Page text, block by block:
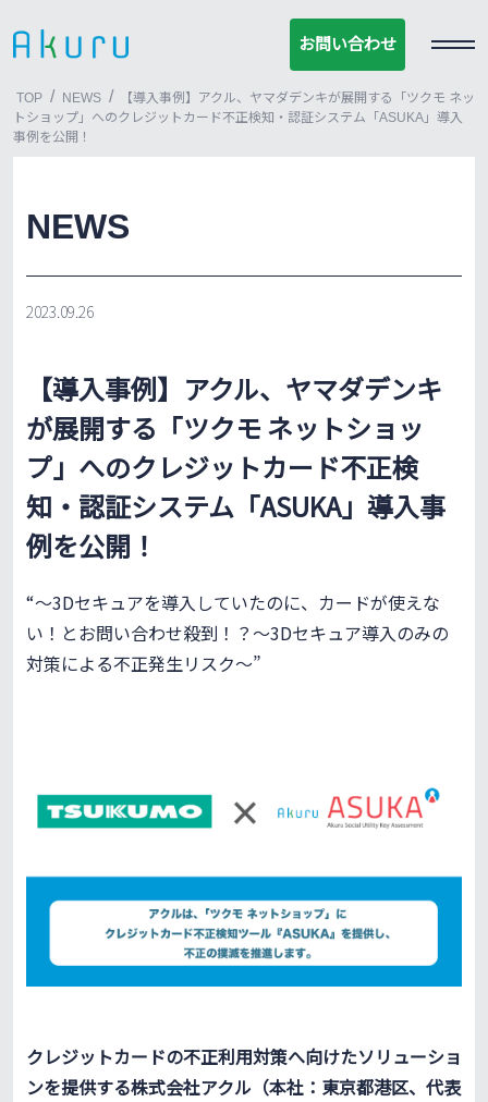
お問い合わせ
お問い合わせ
TOP / NEWS /
【導入事例】アクル、ヤマダデンキが展開する「ツクモ ネッ
トショップ」へのクレジットカード不正検知・認証システム「ASUKA」導入
事例を公開！
NEWS
2023.09.26
【導入事例】アクル、ヤマダデンキ
が展開する「ツクモ ネットショッ
プ」へのクレジットカード不正検
知・認証システム「ASUKA」導入事
例を公開！
“〜3Dセキュアを導入していたのに、カードが使えな
い！とお問い合わせ殺到！？〜3Dセキュア導入のみの
対策による不正発生リスク～”
クレジットカードの不正利用対策へ向けたソリューショ
ンを提供する株式会社アクル（本社：東京都港区、代表